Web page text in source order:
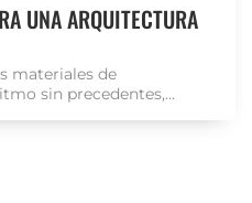
UNA ARQUITECTURA
materiales de
sin precedentes,...